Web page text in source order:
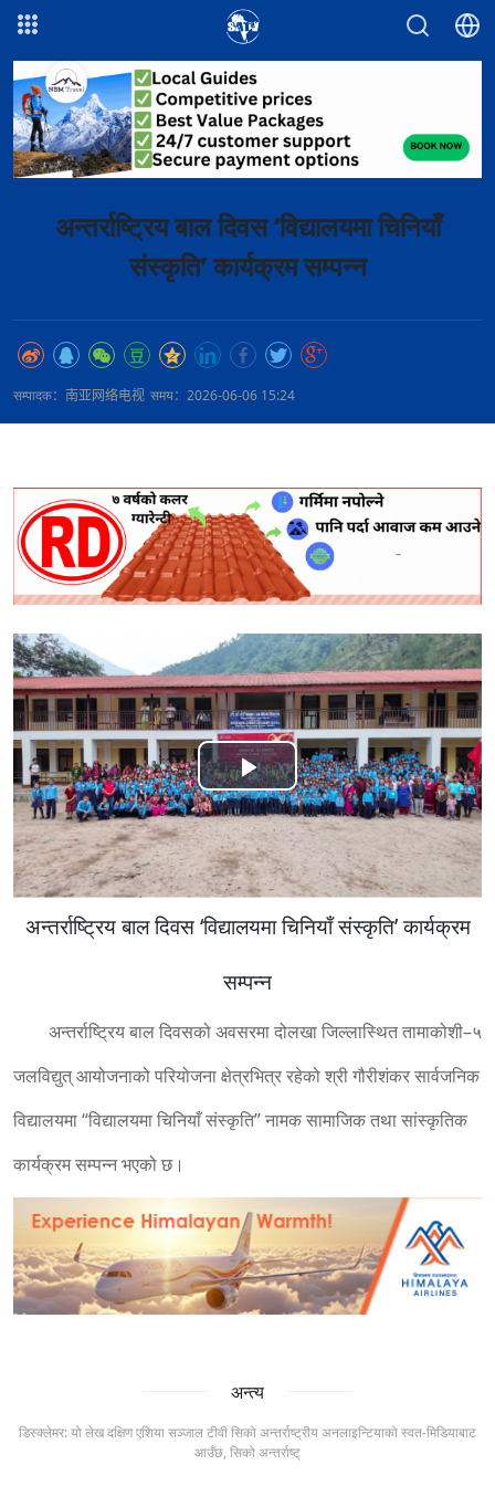
अन्तर्राष्ट्रिय बाल दिवस ‘विद्यालयमा चिनियाँ
संस्कृति’ कार्यक्रम सम्पन्न
सम्पादक：南亚网络电视 समय：2026-06-06 15:24
Play
Video
अन्तर्राष्ट्रिय बाल दिवस ‘विद्यालयमा चिनियाँ संस्कृति’ कार्यक्रम
सम्पन्न
अन्तर्राष्ट्रिय बाल दिवसको अवसरमा दोलखा जिल्लास्थित तामाकोशी–५
जलविद्युत् आयोजनाको परियोजना क्षेत्रभित्र रहेको श्री गौरीशंकर सार्वजनिक
विद्यालयमा “विद्यालयमा चिनियाँ संस्कृति” नामक सामाजिक तथा सांस्कृतिक
कार्यक्रम सम्पन्न भएको छ।
अन्त्य
डिस्क्लेमर: यो लेख दक्षिण एशिया सञ्जाल टीवी सिको अन्तर्राष्ट्रीय अनलाइन्टियाको स्वत-मिडियाबाट
आउँछ, सिको अन्तर्राष्ट्